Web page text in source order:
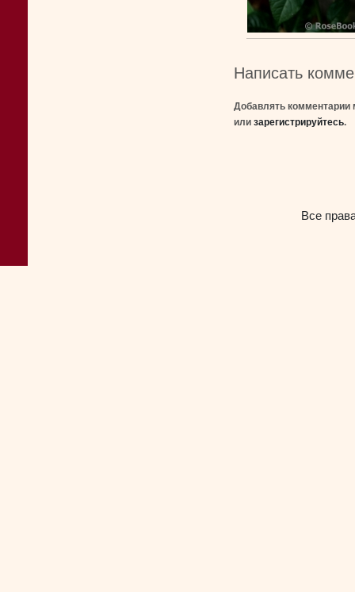
Написать
Добавлять комментарии
или зарегистрируйтесь.
Все